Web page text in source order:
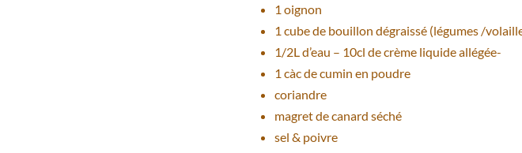
1 oignon
1 cube de bouillon dégraissé (légumes /
1/2L d’eau – 10cl de crème liquide allégée-
1 càc de cumin en poudre
coriandre
magret de canard séché
sel & poivre